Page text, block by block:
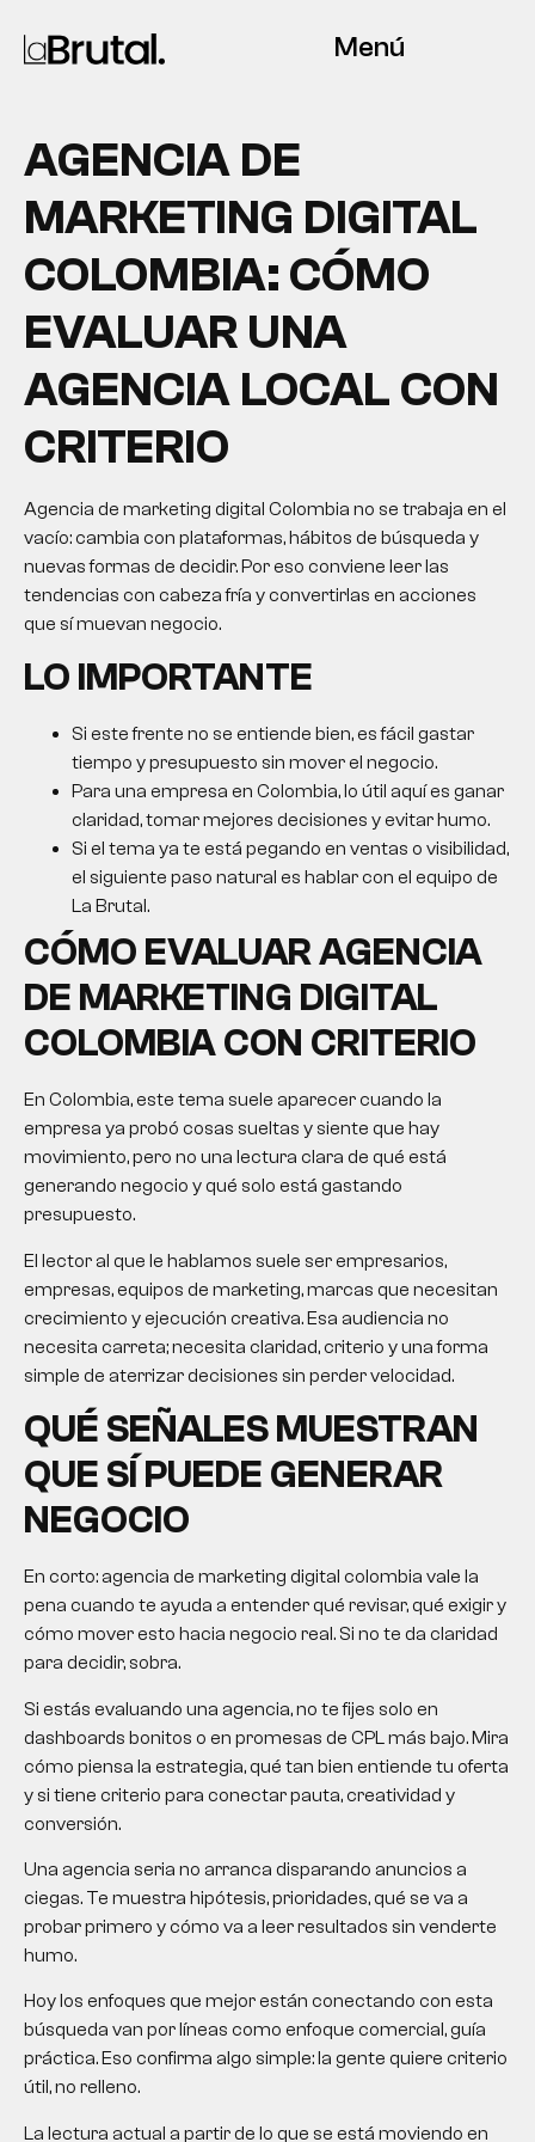
Menú
AGENCIA DE
MARKETING DIGITAL
COLOMBIA: CÓMO
EVALUAR UNA
AGENCIA LOCAL CON
CRITERIO
Agencia de marketing digital Colombia no se trabaja en el
vacío: cambia con plataformas, hábitos de búsqueda y
nuevas formas de decidir. Por eso conviene leer las
tendencias con cabeza fría y convertirlas en acciones
que sí muevan negocio.
LO IMPORTANTE
Si este frente no se entiende bien, es fácil gastar
tiempo y presupuesto sin mover el negocio.
Para una empresa en Colombia, lo útil aquí es ganar
claridad, tomar mejores decisiones y evitar humo.
Si el tema ya te está pegando en ventas o visibilidad,
el siguiente paso natural es hablar con el equipo de
La Brutal.
CÓMO EVALUAR AGENCIA
DE MARKETING DIGITAL
COLOMBIA CON CRITERIO
En Colombia, este tema suele aparecer cuando la
empresa ya probó cosas sueltas y siente que hay
movimiento, pero no una lectura clara de qué está
generando negocio y qué solo está gastando
presupuesto.
El lector al que le hablamos suele ser empresarios,
empresas, equipos de marketing, marcas que necesitan
crecimiento y ejecución creativa. Esa audiencia no
necesita carreta; necesita claridad, criterio y una forma
simple de aterrizar decisiones sin perder velocidad.
QUÉ SEÑALES MUESTRAN
QUE SÍ PUEDE GENERAR
NEGOCIO
En corto: agencia de marketing digital colombia vale la
pena cuando te ayuda a entender qué revisar, qué exigir y
cómo mover esto hacia negocio real. Si no te da claridad
para decidir, sobra.
Si estás evaluando una agencia, no te fijes solo en
dashboards bonitos o en promesas de CPL más bajo. Mira
cómo piensa la estrategia, qué tan bien entiende tu oferta
y si tiene criterio para conectar pauta, creatividad y
conversión.
Una agencia seria no arranca disparando anuncios a
ciegas. Te muestra hipótesis, prioridades, qué se va a
probar primero y cómo va a leer resultados sin venderte
humo.
Hoy los enfoques que mejor están conectando con esta
búsqueda van por líneas como enfoque comercial, guía
práctica. Eso confirma algo simple: la gente quiere criterio
útil, no relleno.
La lectura actual a partir de lo que se está moviendo en